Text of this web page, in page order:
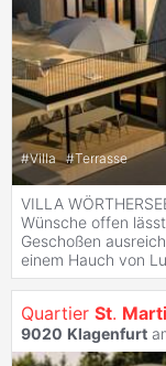
#Villa #Terrasse
VILLA
Wünsche offen
Geschoßen
einem Hauch von
Quartier St.
9020 Klagenfurt